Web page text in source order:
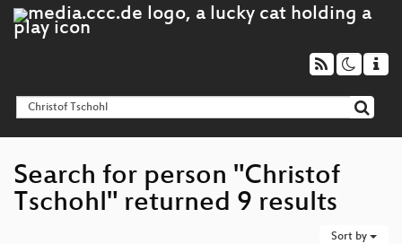
Search for person "Christof
Tschohl" returned 9 results
Sort by